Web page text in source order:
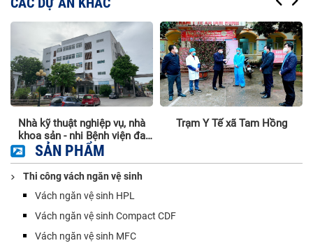
Nhà kỹ thuật nghiệp vụ, nhà
khoa sản - nhi Bệnh viện đa
khoa huyện Quốc Oai
Trạm Y Tế xã Tam Hồng
SẢN PHẨM
Thi công vách ngăn vệ sinh
Vách ngăn vệ sinh HPL
Vách ngăn vệ sinh Compact CDF
Vách ngăn vệ sinh MFC